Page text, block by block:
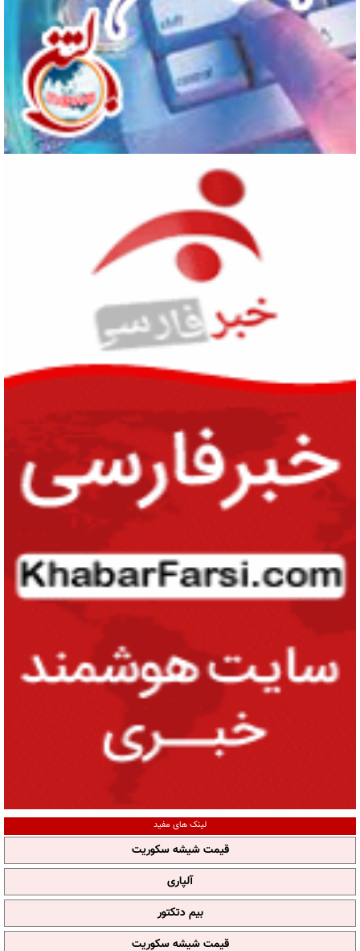
لینک های مفید
قیمت شیشه سکوریت
آلپاری
بیم دتکتور
قیمت شیشه سکوریت